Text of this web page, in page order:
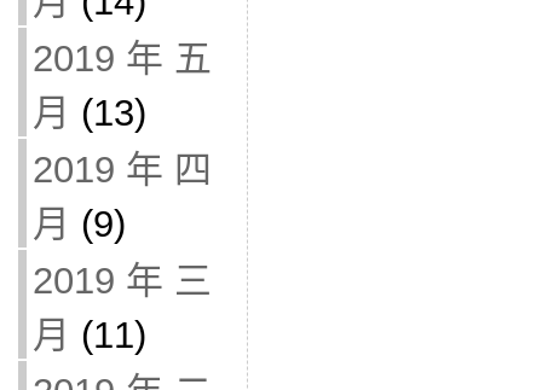
2019 年 五
月 (13)
2019 年 四
月 (9)
2019 年 三
月 (11)